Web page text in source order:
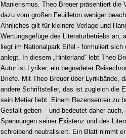
Manierismus. Theo Breuer präsentiert
dazu vom großen Feuilleton weniger
Ähnliches gilt für kleinere Verlage und
Wertungsgefüge des Literaturbetriebs
liegt im Nationalpark Eifel - formuliert
anlegt. In diesem „Hinterland“ lebt Theo
Autor ist Lyriker, ein begnadeter
Briefe. Mit Theo Breuer über Lyrikbände,
andere Schriftsteller, das ist zugleich die
sein Metier liebt. Einem Rezensenten zu
Gestalt geben – und bedeutet daher
Spannungen seiner Existenz und des
schreibend neutralisiert. Ein Blatt nimmt